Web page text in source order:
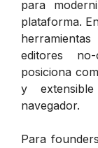
para
plataforma.
editores
posiciona
y
navegador.
Para